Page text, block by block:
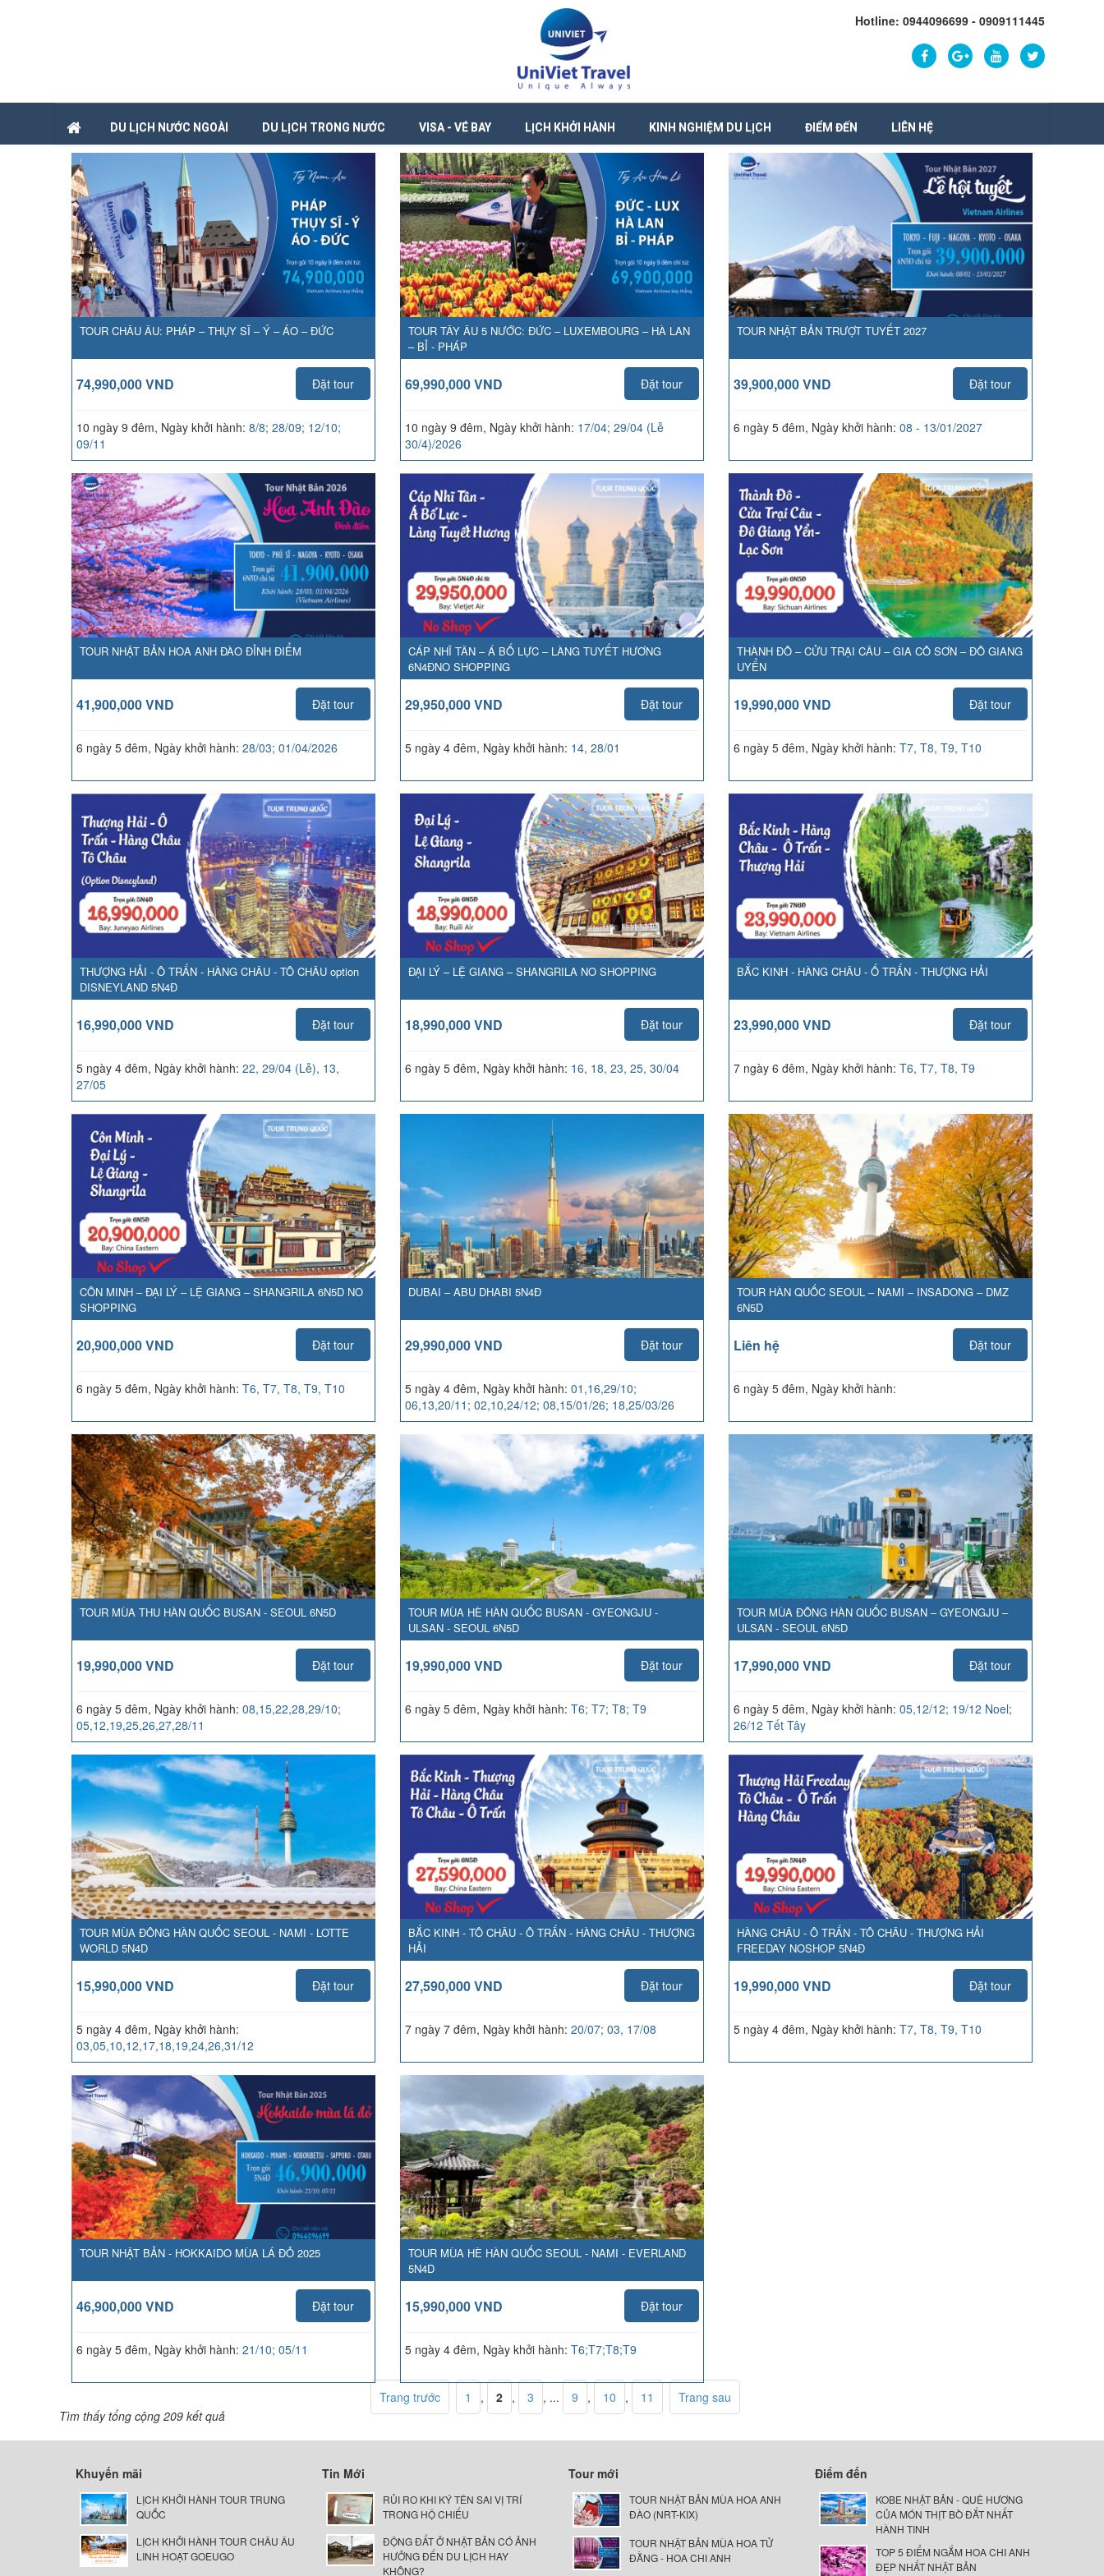
Hotline: 0944096699 - 0909111445
DU LỊCH NƯỚC NGOÀI DU LỊCH TRONG NƯỚC VISA - VÉ BAY LỊCH KHỞI HÀNH KINH NGHIỆM DU LỊCH ĐIỂM ĐẾN LIÊN HỆ
TOUR CHÂU ÂU: PHÁP – THỤY SĨ – Ý – ÁO – ĐỨC
74,990,000 VND Đặt tour
10 ngày 9 đêm, Ngày khởi hành: 8/8; 28/09; 12/10;
09/11
TOUR TÂY ÂU 5 NƯỚC: ĐỨC – LUXEMBOURG – HÀ LAN
– BỈ - PHÁP
69,990,000 VND Đặt tour
10 ngày 9 đêm, Ngày khởi hành: 17/04; 29/04 (Lễ
30/4)/2026
TOUR NHẬT BẢN TRƯỢT TUYẾT 2027
39,900,000 VND Đặt tour
6 ngày 5 đêm, Ngày khởi hành: 08 - 13/01/2027
TOUR NHẬT BẢN HOA ANH ĐÀO ĐỈNH ĐIỂM
41,900,000 VND Đặt tour
6 ngày 5 đêm, Ngày khởi hành: 28/03; 01/04/2026
CÁP NHĨ TÂN – Á BỐ LỰC – LÀNG TUYẾT HƯƠNG
6N4ĐNO SHOPPING
29,950,000 VND Đặt tour
5 ngày 4 đêm, Ngày khởi hành: 14, 28/01
THÀNH ĐÔ – CỬU TRẠI CÂU – GIA CÔ SƠN – ĐÔ GIANG
UYỂN
19,990,000 VND Đặt tour
6 ngày 5 đêm, Ngày khởi hành: T7, T8, T9, T10
THƯỢNG HẢI - Ô TRẤN - HÀNG CHÂU - TÔ CHÂU option
DISNEYLAND 5N4Đ
16,990,000 VND Đặt tour
5 ngày 4 đêm, Ngày khởi hành: 22, 29/04 (Lễ), 13,
27/05
ĐẠI LÝ – LỆ GIANG – SHANGRILA NO SHOPPING
18,990,000 VND Đặt tour
6 ngày 5 đêm, Ngày khởi hành: 16, 18, 23, 25, 30/04
BẮC KINH - HÀNG CHÂU - Ố TRẤN - THƯỢNG HẢI
23,990,000 VND Đặt tour
7 ngày 6 đêm, Ngày khởi hành: T6, T7, T8, T9
CÔN MINH – ĐẠI LÝ – LỆ GIANG – SHANGRILA 6N5D NO
SHOPPING
20,900,000 VND Đặt tour
6 ngày 5 đêm, Ngày khởi hành: T6, T7, T8, T9, T10
DUBAI – ABU DHABI 5N4Đ
29,990,000 VND Đặt tour
5 ngày 4 đêm, Ngày khởi hành: 01,16,29/10;
06,13,20/11; 02,10,24/12; 08,15/01/26; 18,25/03/26
TOUR HÀN QUỐC SEOUL – NAMI – INSADONG – DMZ
6N5D
Liên hệ Đặt tour
6 ngày 5 đêm, Ngày khởi hành:
TOUR MÙA THU HÀN QUỐC BUSAN - SEOUL 6N5D
19,990,000 VND Đặt tour
6 ngày 5 đêm, Ngày khởi hành: 08,15,22,28,29/10;
05,12,19,25,26,27,28/11
TOUR MÙA HÈ HÀN QUỐC BUSAN - GYEONGJU -
ULSAN - SEOUL 6N5D
19,990,000 VND Đặt tour
6 ngày 5 đêm, Ngày khởi hành: T6; T7; T8; T9
TOUR MÙA ĐÔNG HÀN QUỐC BUSAN – GYEONGJU –
ULSAN - SEOUL 6N5D
17,990,000 VND Đặt tour
6 ngày 5 đêm, Ngày khởi hành: 05,12/12; 19/12 Noel;
26/12 Tết Tây
TOUR MÙA ĐÔNG HÀN QUỐC SEOUL - NAMI - LOTTE
WORLD 5N4D
15,990,000 VND Đặt tour
5 ngày 4 đêm, Ngày khởi hành:
03,05,10,12,17,18,19,24,26,31/12
BẮC KINH - TÔ CHÂU - Ô TRẤN - HÀNG CHÂU - THƯỢNG
HẢI
27,590,000 VND Đặt tour
7 ngày 7 đêm, Ngày khởi hành: 20/07; 03, 17/08
HÀNG CHÂU - Ô TRẤN - TÔ CHÂU - THƯỢNG HẢI
FREEDAY NOSHOP 5N4Đ
19,990,000 VND Đặt tour
5 ngày 4 đêm, Ngày khởi hành: T7, T8, T9, T10
TOUR NHẬT BẢN - HOKKAIDO MÙA LÁ ĐỎ 2025
46,900,000 VND Đặt tour
6 ngày 5 đêm, Ngày khởi hành: 21/10; 05/11
TOUR MÙA HÈ HÀN QUỐC SEOUL - NAMI - EVERLAND
5N4D
15,990,000 VND Đặt tour
5 ngày 4 đêm, Ngày khởi hành: T6;T7;T8;T9
Trang trước 1 , 2 , 3 , ... 9 , 10 , 11
Trang sau
Tìm thấy tổng cộng 209 kết quả
Khuyến mãi
LỊCH KHỞI HÀNH TOUR TRUNG
QUỐC
LỊCH KHỞI HÀNH TOUR CHÂU ÂU
LINH HOẠT GOEUGO
Tin Mới
RỦI RO KHI KÝ TÊN SAI VỊ TRÍ
TRONG HỘ CHIẾU
ĐỘNG ĐẤT Ở NHẬT BẢN CÓ ẢNH
HƯỞNG ĐẾN DU LỊCH HAY
KHÔNG?
Tour mới
TOUR NHẬT BẢN MÙA HOA ANH
ĐÀO (NRT-KIX)
TOUR NHẬT BẢN MÙA HOA TỬ
ĐẰNG - HOA CHI ANH
Điểm đến
KOBE NHẬT BẢN - QUÊ HƯƠNG
CỦA MÓN THỊT BÒ ĐẮT NHẤT
HÀNH TINH
TOP 5 ĐIỂM NGẮM HOA CHI ANH
ĐẸP NHẤT NHẬT BẢN